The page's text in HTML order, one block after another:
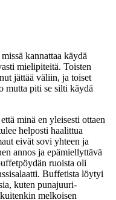
kannattaa käydä
mielipiteitä. Toisten
jättää väliin, ja toiset
mutta piti se silti käydä
minä en yleisesti ottaen
helposti haalittua
eivät sovi yhteen ja
annos ja epämiellyttävä
ruoista oli
Buffetista löytyi
kuten punajuuri-
melkoisen